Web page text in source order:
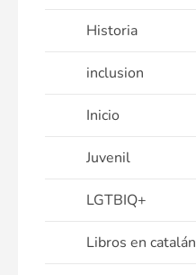
Historia
inclusion
Inicio
Juvenil
LGTBIQ+
Libros en catalán